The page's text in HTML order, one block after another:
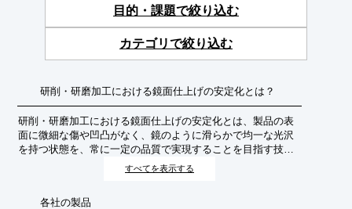
目的・課題で絞り込む
カテゴリで絞り込む
研削・研磨加工における鏡面仕上げの安定化とは？
研削・研磨加工における鏡面仕上げの安定化とは、製品の表
面に微細な傷や凹凸がなく、鏡のように滑らかで均一な光沢
を持つ状態を、常に一定の品質で実現することを目指す技術
やプロセスを指します。これは、光学部品、半導体ウェハ
すべてを表示する
各社の製品